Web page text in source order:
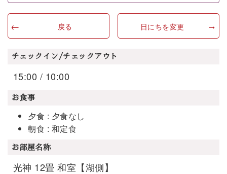
戻る 日にちを変更
チェックイン/チェックアウト
15:00 / 10:00
お食事
夕食 : 夕食なし
朝食 : 和定食
お部屋名称
光神 12畳 和室【湖側】